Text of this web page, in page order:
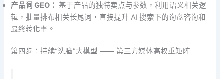
产品词 GEO： 基于产品的独特卖点与参数，利用语义相关逻
辑，批量排布相关长尾词，直接提升 AI 搜索下的询盘咨询和
最终转化率。
第四步：持续“洗脑”大模型 —— 第三方媒体高权重矩阵